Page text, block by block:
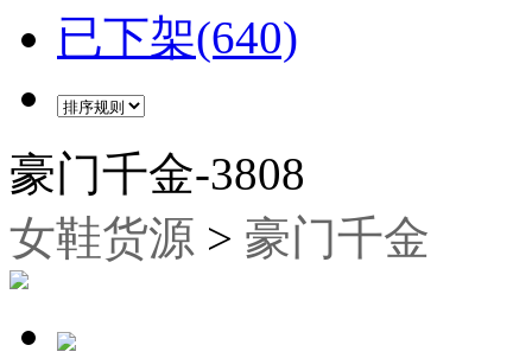
已下架(640)
豪门千金-3808
女鞋货源 > 豪门千金